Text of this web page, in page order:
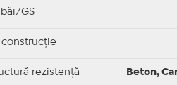
băi/GS
construcție
rezistență Beton,